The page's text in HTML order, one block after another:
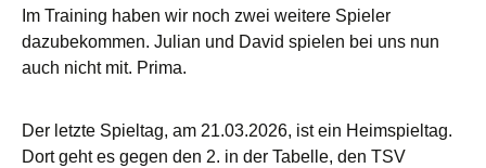
Im Training haben wir noch zwei weitere Spieler
dazubekommen. Julian und David spielen bei uns nun
auch nicht mit. Prima.
Der letzte Spieltag, am 21.03.2026, ist ein Heimspieltag.
Dort geht es gegen den 2. in der Tabelle, den TSV